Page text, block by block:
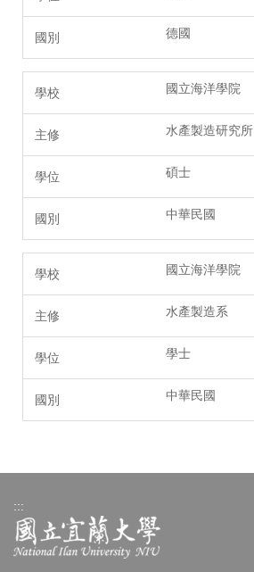
德國
國立海洋學院
水產製造研究所
碩士
中華民國
國立海洋學院
水產製造系
學士
中華民國
:::